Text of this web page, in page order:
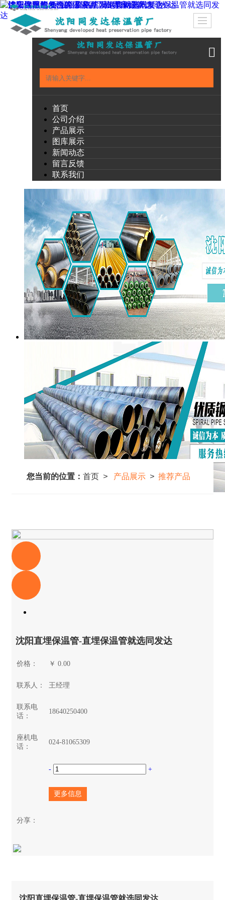
首页
公司介绍
产品展示
图库展示
新闻动态
留言反馈
联系我们
您当前的位置： 首页 > 产品展示 > 推荐产品
沈阳直埋保温管-直埋保温管就选同发达
价格： ￥0.00
联系人： 王经理
联系电
话：
18640250400
座机电
话：
024-81065309
- +
更多信息
分享：
沈阳直埋保温管-直埋保温管就选同发达